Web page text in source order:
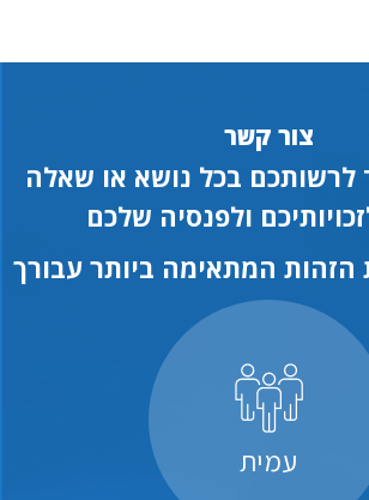
צור קשר
בכל נושא או שאלה
ולפנסיה שלכם
המתאימה ביותר עבורך
עמית